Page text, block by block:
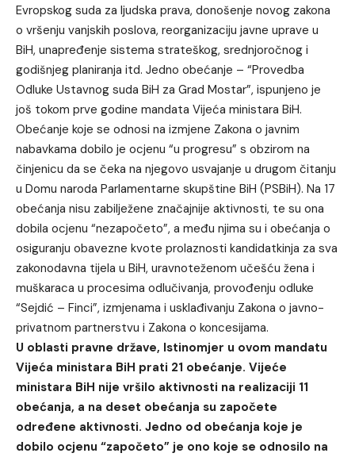
Evropskog suda za ljudska prava, donošenje novog zakona
o vršenju vanjskih poslova, reorganizaciju javne uprave u
BiH, unapređenje sistema strateškog, srednjoročnog i
godišnjeg planiranja itd. Jedno obećanje – “Provedba
Odluke Ustavnog suda BiH za Grad Mostar”, ispunjeno je
još tokom prve godine mandata Vijeća ministara BiH.
Obećanje koje se odnosi na izmjene Zakona o javnim
nabavkama dobilo je ocjenu “u progresu” s obzirom na
činjenicu da se čeka na njegovo usvajanje u drugom čitanju
u Domu naroda Parlamentarne skupštine BiH (PSBiH). Na 17
obećanja nisu zabilježene značajnije aktivnosti, te su ona
dobila ocjenu “nezapočeto”, a među njima su i obećanja o
osiguranju obavezne kvote prolaznosti kandidatkinja za sva
zakonodavna tijela u BiH, uravnoteženom učešću žena i
muškaraca u procesima odlučivanja, provođenju odluke
“Sejdić – Finci”, izmjenama i usklađivanju Zakona o javno-
privatnom partnerstvu i Zakona o koncesijama.
U oblasti pravne države, Istinomjer u ovom mandatu
Vijeća ministara BiH prati 21 obećanje. Vijeće
ministara BiH nije vršilo aktivnosti na realizaciji 11
obećanja, a na deset obećanja su započete
određene aktivnosti. Jedno od obećanja koje je
dobilo ocjenu “započeto” je ono koje se odnosilo na